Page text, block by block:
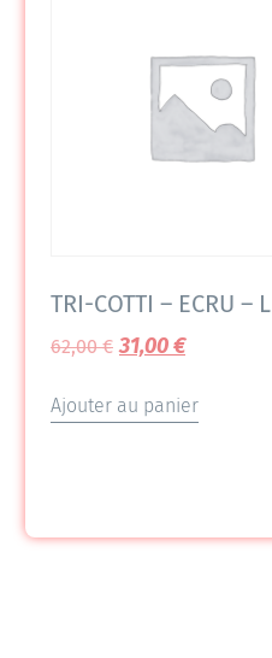
TRI-COTTI – ECRU – L
62,00€ 31,00€
Ajouter au panier